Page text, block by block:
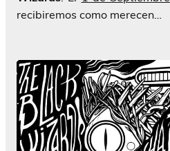
recibiremos como merecen…